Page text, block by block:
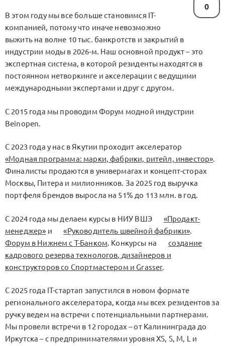
0
В этом году мы все больше становимся IT-
компанией, потому что иначе невозможно
выжить на волне 10 тыс. банкротств и закрытий в
индустрии моды в 2026-м. Наш основной продукт – это
экспертная система, в которой резиденты находятся в
постоянном нетворкинге и акселерации с ведущими
международными экспертами и друг с другом.
С 2015 года мы проводим Форум модной индустрии
Beinopen.
С 2023 года у нас в Якутии проходит акселератор
«Модная программа: марки, фабрики, ритейл, инвестор».
Финалисты продаются в универмагах и концепт-сторах
Москвы, Питера и милионников. За 2025 год выручка
портфеля брендов выросла на 51% до 113 млн. в год.
С 2024 года мы делаем курсы в НИУ ВШЭ
«Продакт-
менеджер» и «Руководитель швейной фабрики».
Форум в Нижнем с Т-Банком. Конкурсы на
создание
кадрового резерва технологов, дизайнеров и
конструкторов со Спортмастером и Grasser.
С 2025 года IT-стартап запустился в новом формате
регионального акселератора, когда мы всех резидентов за
ручку ведем на встречи с потенциальными партнерами.
Мы провели встречи в 12 городах – от Калининграда до
Иркутска – с предпринимателями уровня XS, S, M, L и